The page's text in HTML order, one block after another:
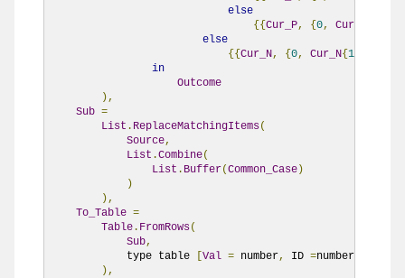
else
{{Cur_P, {0, Cur_P
else
{{Cur_N, {0, Cur_N{1
in
Outcome
),
Sub =
List . ReplaceMatchingItems(
Source,
List .Combine(
List . Buffer(Common_Case)
)
),
To_Table =
Table . FromRows(
Sub,
            type table
[Val = number, ID =number
),